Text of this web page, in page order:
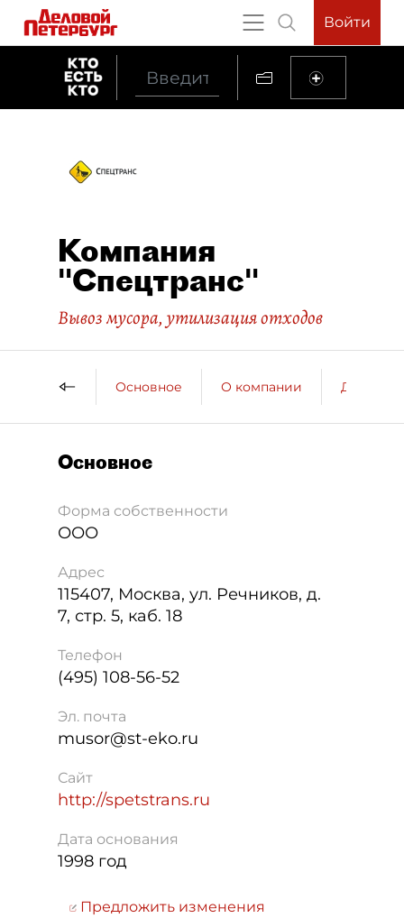
Войти
Компания
"Спецтранс"
Вывоз мусора, утилизация отходов
Основное О компании ДП о
Основное
Форма собственности
ООО
Адрес
115407, Москва, ул. Речников, д.
7, стр. 5, каб. 18
Телефон
(495) 108-56-52
Эл. почта
musor@st-eko.ru
Сайт
http://spetstrans.ru
Дата основания
1998 год
Предложить изменения